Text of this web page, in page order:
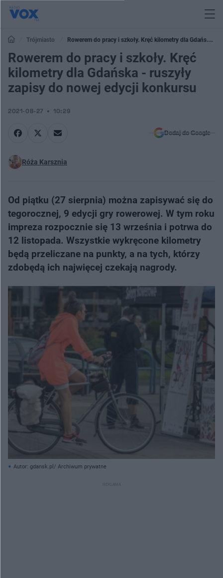
Trójmiasto
Rowerem do pracy i szkoły. Kręć kilometry dla Gdańska -
ruszyły zapisy do nowej edycji konkursu
Rowerem do pracy i szkoły. Kręć
kilometry dla Gdańska - ruszyły
zapisy do nowej edycji konkursu
2021-08-27 10:29
Dodaj do Google
Róża Karsznia
Od piątku (27 sierpnia) można zapisywać się do
tegorocznej, 9 edycji gry rowerowej. W tym roku
impreza rozpocznie się 13 września i potrwa do
12 listopada. Wszystkie wykręcone kilometry
będą przeliczane na punkty, a na tych, którzy
zdobędą ich najwięcej czekają nagrody.
Autor: gdansk.pl/ Archiwum prywatne